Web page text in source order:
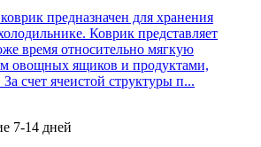
предназначен для хранения
Коврик представляет
время относительно мягкую
овощных ящиков и продуктами,
счет ячеистой структуры п...
7-14 дней